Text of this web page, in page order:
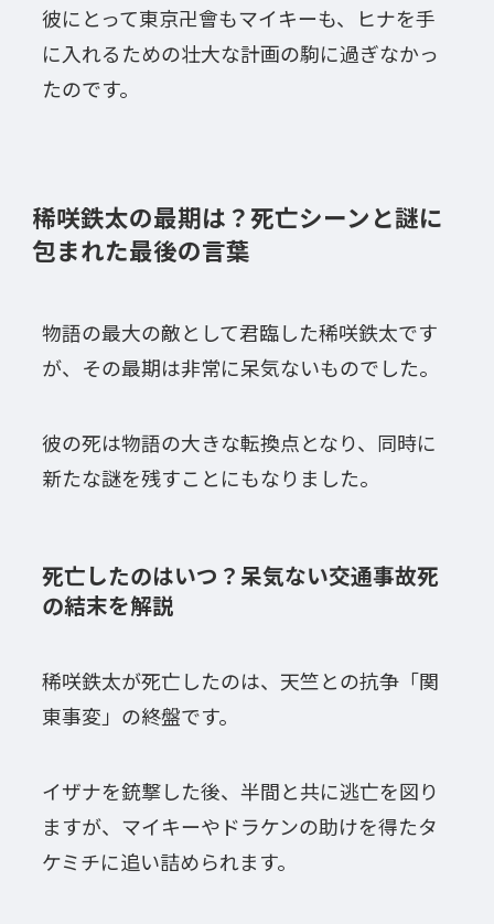
彼にとって東京卍會もマイキーも、ヒナを手
に入れるための壮大な計画の駒に過ぎなかっ
たのです。
稀咲鉄太の最期は？死亡シーンと謎に
包まれた最後の言葉
物語の最大の敵として君臨した稀咲鉄太です
が、その最期は非常に呆気ないものでした。
彼の死は物語の大きな転換点となり、同時に
新たな謎を残すことにもなりました。
死亡したのはいつ？呆気ない交通事故死
の結末を解説
稀咲鉄太が死亡したのは、天竺との抗争「関
東事変」の終盤です。
イザナを銃撃した後、半間と共に逃亡を図り
ますが、マイキーやドラケンの助けを得たタ
ケミチに追い詰められます。